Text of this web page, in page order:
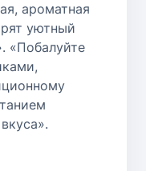
ароматная
уютный
«Побалуйте